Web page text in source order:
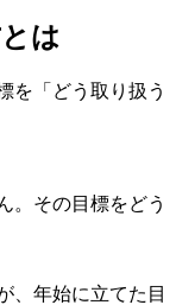
は
を「どう取り扱う
。その目標をどう
、年始に立てた目